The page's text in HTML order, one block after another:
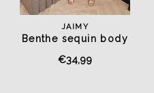
JAIMY
Benthe sequin body
bordeaux
€34,99